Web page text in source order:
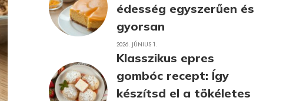
édesség egyszerűen és
gyorsan
2026. JÚNIUS 1.
Klasszikus epres
gombóc recept: Így
készítsd el a tökéletes